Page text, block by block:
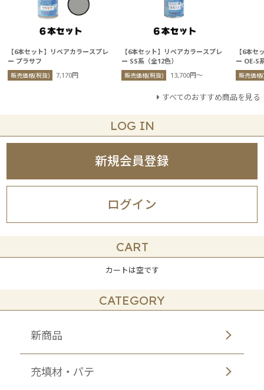
【6本セット】リペアカラースプレ
ー プラサフ
販売価格(税抜) 7,170円
【6本セット】リペアカラースプレ
ー SS系（全12色）
販売価格(税抜) 13,700円〜
【6本セ
ー OE-S
販売価格
すべてのおすすめ商品を見る
LOG IN
ログイン
新規会員登録
CART
カートは空です
CATEGORY
新商品
充填材・パテ